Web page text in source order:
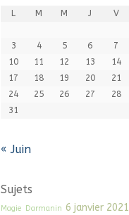
L M M J V
3
4 5 6 7
10
11 12 13 14
17
18 19 20 21
24
25 26 27 28
31
« Juin
Sujets
Magie Darmanin 6 janvier 2021